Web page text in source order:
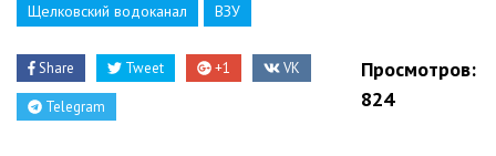
Щелковский водоканал ВЗУ
Share Tweet +1 VK
Telegram
Просмотров:
824